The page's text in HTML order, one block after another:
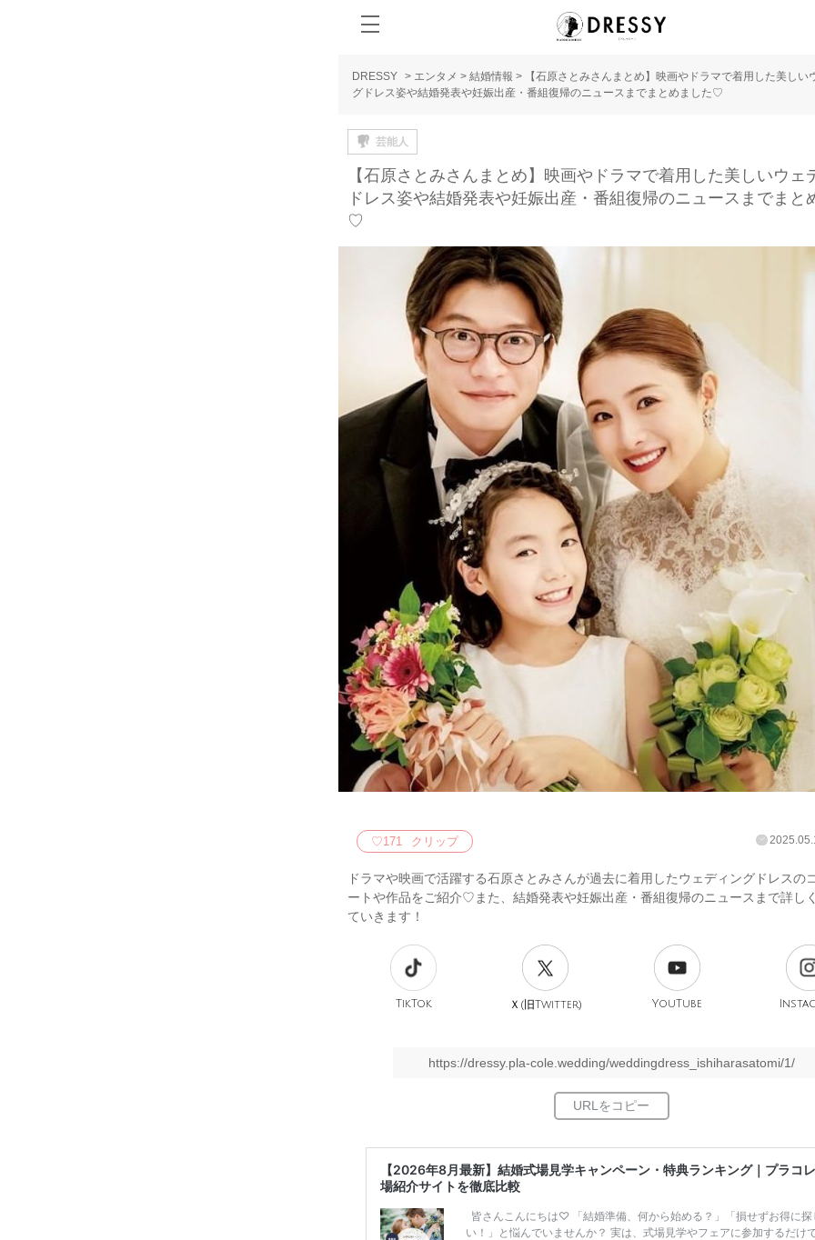
DRESSY > エンタメ > 結婚情報 >
【石原さとみさんまとめ】映画やドラマで着用した美しい
グドレス姿や結婚発表や妊娠出産・番組復帰のニュースまでまとめました♡
芸能人
【石原さとみさんまとめ】映画やドラマで着用した美しいウェ
ドレス姿や結婚発表や妊娠出産・番組復帰のニュースまでまと
♡
♡171 クリップ
ドラマや映画で活躍する石原さとみさんが過去に着用したウェディングドレスの
ートや作品をご紹介♡また、結婚発表や妊娠出産・番組復帰のニュースまで詳し
ていきます！
TikTok Ｘ(旧Twitter) YouTube
https://dressy.pla-cole.wedding/weddingdress_ishiharasatomi/1/
【2026年8月最新】結婚式場見学キャンペーン・特典ランキング｜プラコ
場紹介サイトを徹底比較
皆さんこんにちは♡ 「結婚準備、何から始める？」「損せずお得に探
い！」と悩んでいませんか？ 実は、式場見学やフェアに参加するだけ